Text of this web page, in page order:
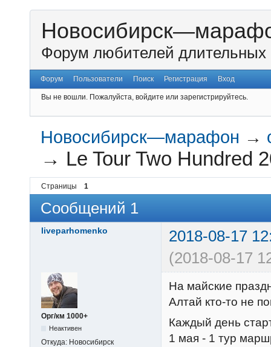
Форум любителей длительных
Форум Пользователи Поиск Регистрация Вход
Вы не вошли. Пожалуйста, войдите или зарегистрируйтесь.
Новосибирск—марафон →
→ Le Tour Two Hundred
Страницы 1
Сообщений 1
liveparhomenko
2018-08-17
(2018-08-17
Орг/км 1000+
Неактивен
Откуда: Новосибирск
На майские
Алтай кто-то не
Каждый день
1 мая - 1 тур